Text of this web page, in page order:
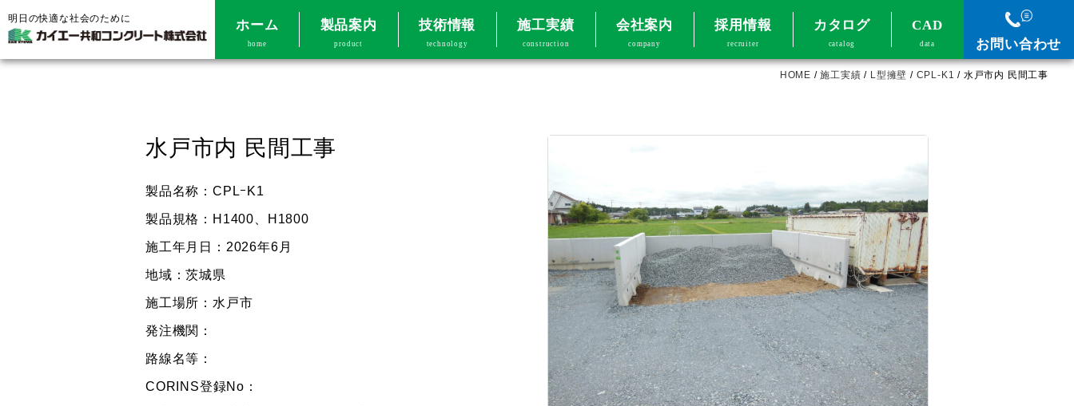
明日の快適な社会のために ホーム
home
製品案内
product
技術情報
technology
施工実績
construction
会社案内
company
採用情報
recruiter
カタログ
catalog
CAD
data お問い合わせ
HOME /施工実績 / L型擁壁 / CPL-K1 / 水戸市内 民間工事
水戸市内 民間工事
製品名称：CPLｰK1
製品規格：H1400、H1800
施工年月日：2026年6月
地域：茨城県
施工場所：水戸市
発注機関：
路線名等：
CORINS登録No：